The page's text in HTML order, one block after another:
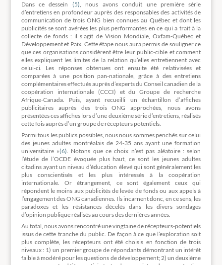
Dans ce dessein (5), nous avons conduit une première série
d’entretiens en profondeur auprès des responsables des activités de
communication de trois ONG bien connues au Québec et dont les
publicités se sont avérées les plus performantes en ce qui a trait à la
collecte de fonds : il s’agit de Vision Mondiale, Oxfam-Québec et
Développement et Paix. Cette étape nous aura permis de souligner ce
que ces organisations considèrent être leur public-cible et comment
elles expliquent les limites de la relation qu’elles entretiennent avec
celui-ci. Les réponses obtenues ont ensuite été relativisées et
comparées à une position pan-nationale, grâce à des entretiens
complémentaires effectués auprès d’experts du Conseil canadien de la
coopération internationale (CCCI) et du Groupe de recherche
Afrique-Canada. Puis, ayant recueilli un échantillon d’affiches
publicitaires auprès des trois ONG approchées, nous avons
présentées ces affiches lors d’une deuxième série d’entretiens, réalisés
cette fois auprès d’un groupe de récepteurs potentiels.
Parmi tous les publics possibles, nous nous sommes penchés sur celui
des jeunes adultes montréalais de 24-35 ans ayant une formation
universitaire »(6). Notons que ce choix n’est pas aléatoire : selon
l’étude de l’OCDE évoquée plus haut, ce sont les jeunes adultes
citadins ayant un niveau d’éducation élevé qui sont généralement les
plus conscientisés et les plus intéressés à la coopération
internationale. Or étrangement, ce sont également ceux qui
répondent le moins aux publicités de levée de fonds ou aux appels à
l’engagement des ONG canadiennes. Ils incarnent donc, en ce sens, les
paradoxes et les résistances décelés dans les divers sondages
d’opinion publique réalisés au cours des dernières années.
Au total, nous avons rencontré une vingtaine de récepteurs-potentiels
issus de cette tranche du public. De façon à ce que l’exploration soit
plus complète, les récepteurs ont été choisis en fonction de trois
niveaux : 1) un premier groupe de répondants démontrant un intérêt
faible à modéré pour les questions de développement; 2) un deuxième